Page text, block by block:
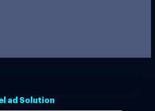
ad Solution